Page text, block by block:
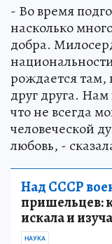
- Во время
насколько
добра.
рождается там,
друг друга. Нам
что не всегда
человеческой
любовь, -
Над СССР
пришельцев:
искала и
НАУКА